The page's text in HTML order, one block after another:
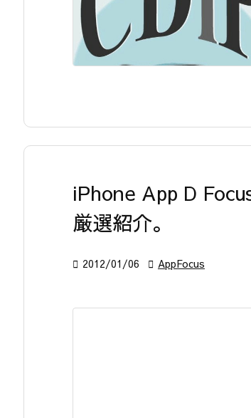
iPhone App D
厳選紹介。
 2012/01/06  AppFocus